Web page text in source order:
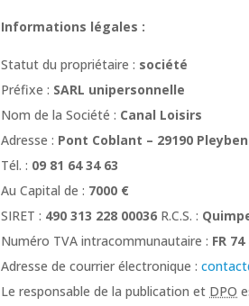
Informations légales :
Statut du propriétaire : société
Préfixe : SARL unipersonnelle
Nom de la Société : Canal Loisirs
Adresse : Pont Coblant – 29190
Tél. : 09 81 64 34 63
Au Capital de : 7000 €
SIRET : 490 313 228 00036 R.C.S. :
Numéro TVA intracommunautaire : FR
Adresse de courrier électronique :
Le responsable de la publication et DPO